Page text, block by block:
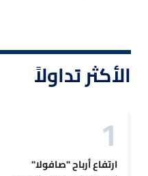
الأكثر تداولاً
ارتفاع أرباح "صافولا"